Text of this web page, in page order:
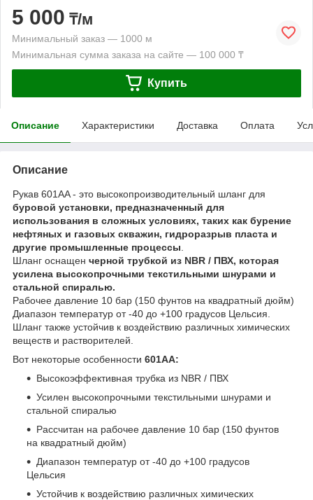
5 000 ₸/м
Минимальный заказ — 1000 м
Минимальная сумма заказа на сайте — 100 000 ₸
Купить
Описание Характеристики Доставка Оплата
Описание
Рукав 601AA - это высокопроизводительный шланг для
буровой установки, предназначенный для
использования в сложных условиях, таких как бурение
нефтяных и газовых скважин, гидроразрыв пласта и
другие промышленные процессы
Шланг оснащен черной трубкой из NBR / ПВХ, которая
усилена высокопрочными текстильными шнурами и
стальной спиралью.
Рабочее давление 10 бар (150 фунтов на квадратный дюйм)
Диапазон температур от -40 до +100 градусов Цельсия.
Шланг также устойчив к воздействию различных химических
веществ и растворителей.
Вот некоторые особенности 601AA:
Высокоэффективная трубка из NBR / ПВХ
Усилен высокопрочными текстильными шнурами и
стальной спиралью
Рассчитан на рабочее давление 10 бар (150 фунтов
на квадратный дюйм)
Диапазон температур от -40 до +100 градусов
Цельсия
Устойчив к воздействию различных химических